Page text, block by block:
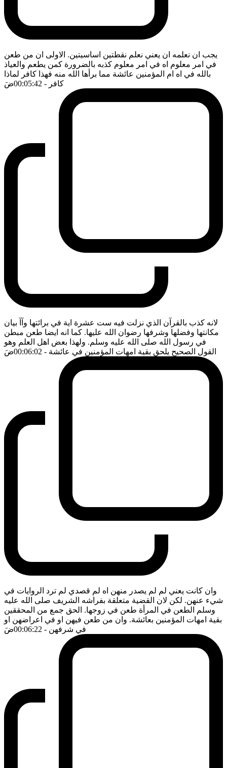
يجب ان نعلمه ان يعني نعلم نقطتين اساسيتين. الاولى ان من طعن
في امر معلوم اه في امر معلوم كذبه بالضرورة كمن يطعم والعياذ
بالله في اه ام المؤمنين عائشة مما برأها الله منه فهذا كافر لماذا
كافر - 00:05:42 ضَ
لانه كذب بالقرآن الذي نزلت فيه ست عشرة اية في برائتها وآآ بيان
مكانتها وفضلها وشرفها رضوان الله عليها. كما انه ايضا طعن مبطن
في رسول الله صلى الله عليه وسلم. ولهذا بعض اهل العلم وهو
القول الصحيح يلحق بقية امهات المؤمنين في عائشة - 00:06:02 ضَ
وان كانت يعني لم لم يصدر منهن اه لم قصدي لم ترد الروايات في
شيء عنهن. لكن لان القضية متعلقة بفراشه الشريف صلى الله عليه
وسلم الطعن في المرأة طعن في زوجها. الحق جمع من المحققين
بقية امهات المؤمنين بعائشة. وان من طعن فيهن او في اعراضهن او
في شرفهن - 00:06:22 ضَ